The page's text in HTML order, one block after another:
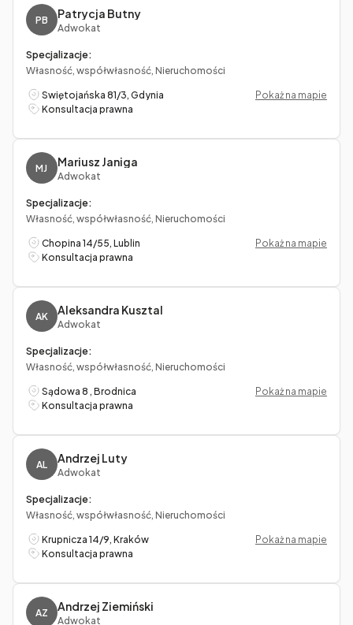
PB Patrycja Butny
Adwokat
Specjalizacje:
Własność, współwłasność, Nieruchomości
Swiętojańska 81/3, Gdynia
Pokaż na mapie
Konsultacja prawna
MJ Mariusz Janiga
Adwokat
Specjalizacje:
Własność, współwłasność, Nieruchomości
Chopina 14/55, Lublin
Pokaż na mapie
Konsultacja prawna
AK Aleksandra Kusztal
Adwokat
Specjalizacje:
Własność, współwłasność, Nieruchomości
Sądowa 8 , Brodnica
Pokaż na mapie
Konsultacja prawna
AL Andrzej Luty
Adwokat
Specjalizacje:
Własność, współwłasność, Nieruchomości
Krupnicza 14/9, Kraków
Pokaż na mapie
Konsultacja prawna
AZ Andrzej Ziemiński
Adwokat